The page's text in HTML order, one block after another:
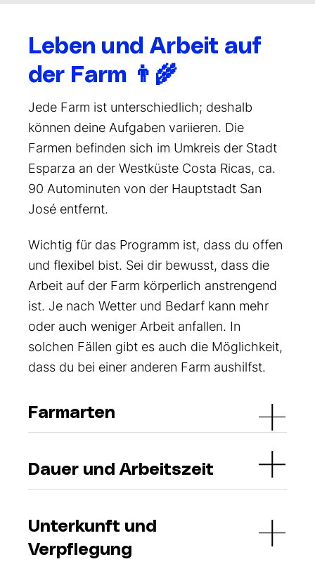
Leben und Arbeit auf
der Farm 👨
Jede Farm ist unterschiedlich; deshalb
können deine Aufgaben variieren. Die
Farmen befinden sich im Umkreis der Stadt
Esparza an der Westküste Costa Ricas, ca.
90 Autominuten von der Hauptstadt San
José entfernt.
Wichtig für das Programm ist, dass du offen
und flexibel bist. Sei dir bewusst, dass die
Arbeit auf der Farm körperlich anstrengend
ist. Je nach Wetter und Bedarf kann mehr
oder auch weniger Arbeit anfallen. In
solchen Fällen gibt es auch die Möglichkeit,
dass du bei einer anderen Farm aushilfst.
Farmarten
Dauer und Arbeitszeit
Unterkunft und
Verpflegung